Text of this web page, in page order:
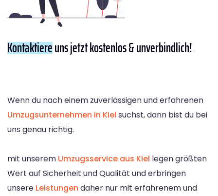
Kontaktiereuns jetzt kostenlos & unverbindlich!
Wenn du nach einem zuverlässigen und erfahrenen
Umzugsunternehmen in Kiel suchst, dann bist du bei
uns genau richtig.
mit unserem Umzugsservice aus Kiel legen größten
Wert auf Sicherheit und Qualität und erbringen
unsere Leistungen daher nur mit erfahrenem und